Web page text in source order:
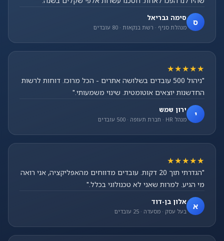
ס סימה גבריאל
מנהלת סניף · רשת בנקאות · 80 עובדים
★★★★★
"ניהול 500 עובדים בשלושה אתרים - הכל מרוכז. דוחות לרשות
החדשנות יוצאים אוטומטית. שינוי משמעותי."
י ירון שמש
מנהל HR · חברת תעופה · 500 עובדים
★★★★★
"הגדרתי תוך 20 דקות. עובדים מדווחים מהאפליקציה, אני רואה
מי הגיע. למרות שאני לא טכנולוגי בכלל."
א אלון בן-דוד
בעל עסק · מסעדה · 25 עובדים